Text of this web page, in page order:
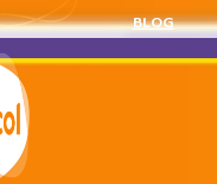
BLOG